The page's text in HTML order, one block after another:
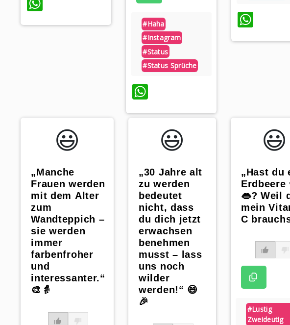
#haha
#instagram
#status
#status Sprüche
WhatsApp
😃️
„Manche
Frauen werden
mit dem Alter
zum
Wandteppich –
sie werden
immer
farbenfroher
und
interessanter.“
🎨👵
😃️
„30 Jahre alt
zu werden
bedeutet
nicht, dass
du dich jetzt
erwachsen
benehmen
musst – lass
uns noch
wilder
werden!“ 😄
🎉
😃️
„Hast du
Erdbeere
👄? Weil
mein
C
#lustig
Zweideutig